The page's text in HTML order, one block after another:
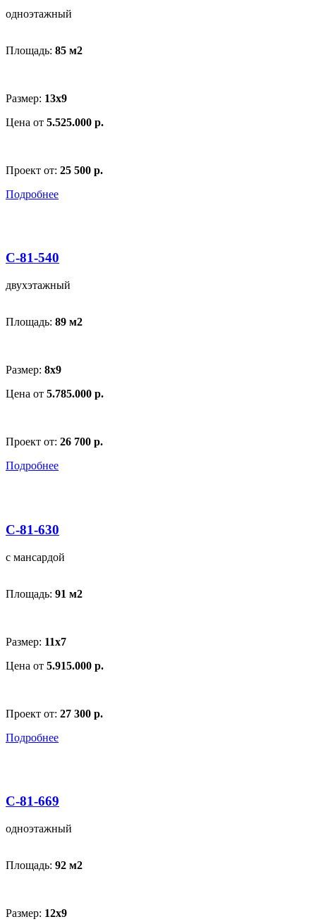
одноэтажный
Площадь: 85 м2
Размер: 13x9
Цена от 5.525.000 р.
Проект от: 25 500 р.
Подробнее
С-81-540
двухэтажный
Площадь: 89 м2
Размер: 8х9
Цена от 5.785.000 р.
Проект от: 26 700 р.
Подробнее
С-81-630
с мансардой
Площадь: 91 м2
Размер: 11x7
Цена от 5.915.000 р.
Проект от: 27 300 р.
Подробнее
С-81-669
одноэтажный
Площадь: 92 м2
Размер: 12x9